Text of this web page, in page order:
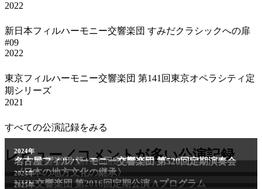
2022
新日本フィルハーモニー交響楽団 すみだクラシックへの扉
#09
2022
東京フィルハーモニー交響楽団 第141回東京オペラシティ定
期シリーズ
2021
すべての公演記録をみる
レビュー／コメントが多い公演記録